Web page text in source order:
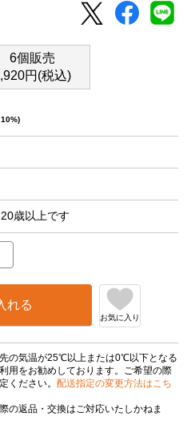
6個販売
円(税込)
歳以上です
れる
お気に入り
の気温が25℃以上または0℃以下となる
用をお勧めしております。ご希望の際
ください。 配送指定の変更方法はこち
の返品・交換はご対応いたしかねま